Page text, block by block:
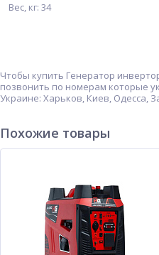
Вес, кг: 34
Чтобы купить Генератор
позвонить по номерам которые
Украине: Харьков, Киев, Одесса,
Похожие товары